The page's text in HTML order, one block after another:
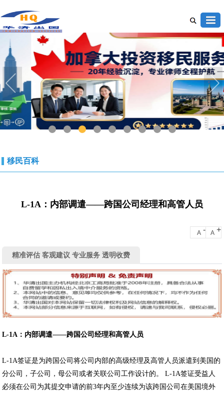
1 2 3 4 5 6 7 9
移民百科
L-1A：内部调遣——跨国公司经理和高管人员
A - A +
精准评估 客观建议 专业服务 透明收费
L-1A ：内部调遣——跨国公司经理和高管人员
L-1A签证是为跨国公司将公司内部的高级经理及高管人员派遣到美国的
分公司，子公司，母公司或者关联公司工作设计的。 L-1A签证受益人
必须在公司为其提交申请的前3年内至少连续为该跨国公司在美国境外